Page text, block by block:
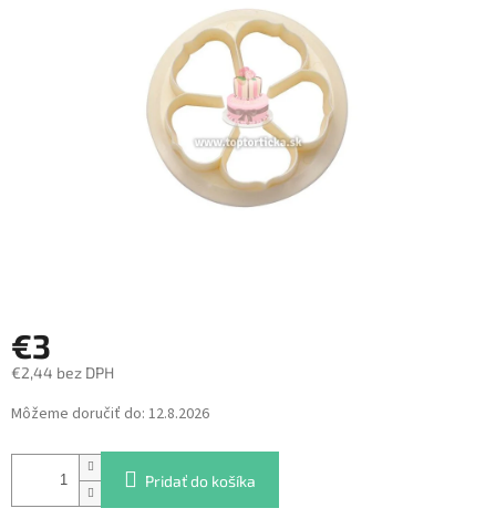
€3
€2,44 bez DPH
Jednotková
cena:
Môžeme doručiť do: 12.8.2026
Pridať do košíka